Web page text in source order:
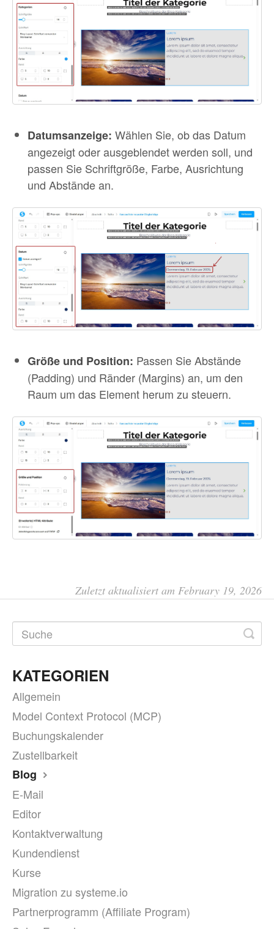
Datumsanzeige: Wählen Sie, ob das Datum
angezeigt oder ausgeblendet werden soll, und
passen Sie Schriftgröße, Farbe, Ausrichtung
und Abstände an.
Größe und Position: Passen Sie Abstände
(Padding) und Ränder (Margins) an, um den
Raum um das Element herum zu steuern.
Zuletzt aktualisiert am February 19, 2026
KATEGORIEN
Allgemein
Model Context Protocol (MCP)
Buchungskalender
Zustellbarkeit
Blog
E-Mail
Editor
Kontaktverwaltung
Kundendienst
Kurse
Migration zu systeme.io
Partnerprogramm (Affiliate Program)